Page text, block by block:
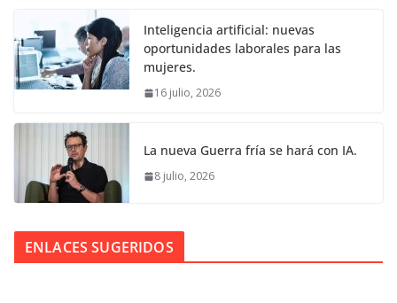
Inteligencia artificial: nuevas
oportunidades laborales para las
mujeres.
16 julio, 2026
La nueva Guerra fría se hará con IA.
8 julio, 2026
ENLACES SUGERIDOS